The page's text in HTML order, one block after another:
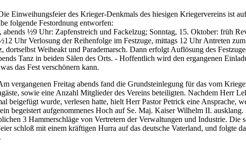
Einweihungsfeier des Krieger-Denkmals des hiesigen Kriegervereins ist
folgende Festordnung entworfen:
abends ½9 Uhr: Zapfenstreich und Fackelzug; Sonntag, 15. Oktober: früh
Uhr Verlosung der Reihenfolge im Festzuge, mittags 12 Uhr Antreten
dortselbst Weiheakt und Parademarsch. Dann erfolgt Auflösung des
Tanz in beiden Sälen des Orts. - Hoffentlich wird den ergangenen
das Fest verschönern kann.
vergangenen Freitag abends fand die Grundsteinlegung für das vom
sowie eine Anzahl Mitglieder des Vereins beteiligten. Nachdem Herr
beigefügt wurde, verlesen hatte, hielt Herr Pastor Petrick eine Ansprache,
begeistert aufgenommenes Hoch auf Se. Maj. Kaiser Wilhelm II.
3 Hammerschläge von Vertretern der Verwaltungen und Industrie. Die
schloß mit einem kräftigen Hurra auf das deutsche Vaterland, und folgte